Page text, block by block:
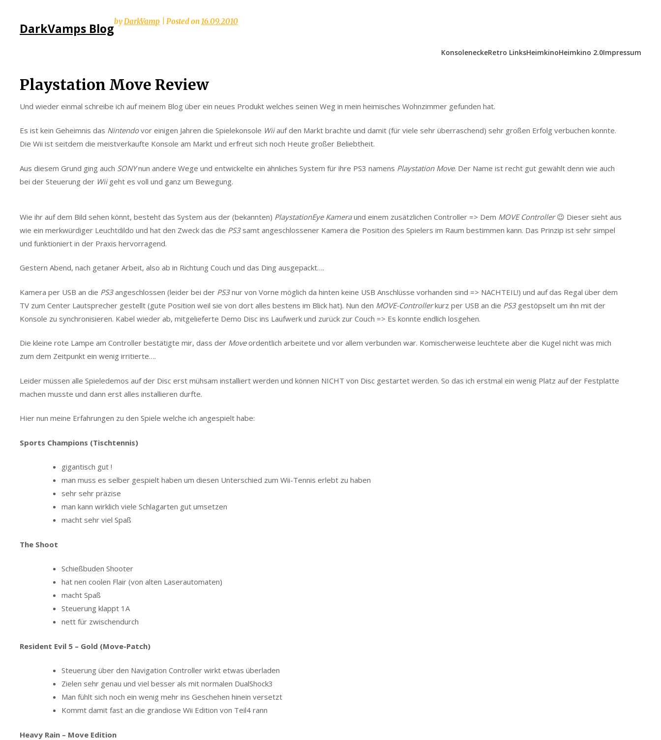
DarkVamps Blog
KonsoleneckeRetro LinksHeimkinoHeimkino 2.0Impressum
Playstation Move Review
byDarkVamp Posted on16.09.2010
Und wieder einmal schreibe ich auf meinem Blog über ein neues Produkt welches seinen Weg in mein heimisches Wohnzimmer gefunden hat.
Es ist kein Geheimnis das Nintendovor einigen Jahren die Spielekonsole Wiiauf den Markt brachte und damit (für viele sehr überraschend) sehr großen Erfolg verbuchen konnte.
Die Wii ist seitdem die meistverkaufte Konsole am Markt und erfreut sich noch Heute großer Beliebtheit.
Aus diesem Grund ging auch SONYnun andere Wege und entwickelte ein ähnliches System für ihre PS3 namens Playstation Move. Der Name ist recht gut gewählt denn wie auch
bei der Steuerung der Wiigeht es voll und ganz um Bewegung.
Wie ihr auf dem Bild sehen könnt, besteht das System aus der (bekannten) PlaystationEye Kameraund einem zusätzlichen Controller => Dem MOVE Controller😉 Dieser sieht aus
wie ein merkwürdiger Leuchtdildo und hat den Zweck das die PS3 samt angeschlossener Kamera die Position des Spielers im Raum bestimmen kann. Das Prinzip ist sehr simpel
und funktioniert in der Praxis hervorragend.
Gestern Abend, nach getaner Arbeit, also ab in Richtung Couch und das Ding ausgepackt….
Kamera per USB an die PS3angeschlossen (leider bei der PS3nur von Vorne möglich da hinten keine USB Anschlüsse vorhanden sind => NACHTEIL!) und auf das Regal über dem
TV zum Center Lautsprecher gestellt (gute Position weil sie von dort alles bestens im Blick hat). Nun den MOVE-Controllerkurz per USB an die PS3 gestöpselt um ihn mit der
Konsole zu synchronisieren. Kabel wieder ab, mitgelieferte Demo Disc ins Laufwerk und zurück zur Couch => Es konnte endlich losgehen.
Die kleine rote Lampe am Controller bestätigte mir, dass der Moveordentlich arbeitete und vor allem verbunden war. Komischerweise leuchtete aber die Kugel nicht was mich
zum dem Zeitpunkt ein wenig irritierte….
Leider müssen alle Spieledemos auf der Disc erst mühsam installiert werden und können NICHT von Disc gestartet werden. So das ich erstmal ein wenig Platz auf der Festplatte
machen musste und dann erst alles installieren durfte.
Hier nun meine Erfahrungen zu den Spiele welche ich angespielt habe:
Sports Champions (Tischtennis)
gigantisch gut !
man muss es selber gespielt haben um diesen Unterschied zum Wii-Tennis erlebt zu haben
sehr sehr präzise
man kann wirklich viele Schlagarten gut umsetzen
macht sehr viel Spaß
The Shoot
Schießbuden Shooter
hat nen coolen Flair (von alten Laserautomaten)
macht Spaß
Steuerung klappt 1A
nett für zwischendurch
Resident Evil 5 – Gold (Move-Patch)
Steuerung über den Navigation Controller wirkt etwas überladen
Zielen sehr genau und viel besser als mit normalen DualShock3
Man fühlt sich noch ein wenig mehr ins Geschehen hinein versetzt
Kommt damit fast an die grandiose Wii Edition von Teil4 rann
Heavy Rain – Move Edition